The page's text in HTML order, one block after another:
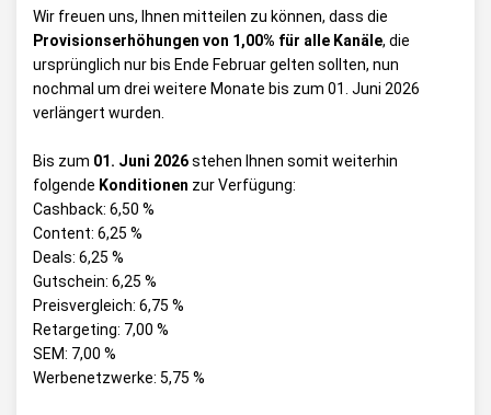
Wir freuen uns, Ihnen mitteilen zu können, dass die
Provisionserhöhungen von 1,00% für alle Kanäle, die
ursprünglich nur bis Ende Februar gelten sollten, nun
nochmal um drei weitere Monate bis zum 01. Juni 2026
verlängert wurden.
Bis zum 01. Juni 2026stehen Ihnen somit weiterhin
folgende Konditionen zur Verfügung:
Cashback: 6,50 %
Content: 6,25 %
Deals: 6,25 %
Gutschein: 6,25 %
Preisvergleich: 6,75 %
Retargeting: 7,00 %
SEM: 7,00 %
Werbenetzwerke: 5,75 %